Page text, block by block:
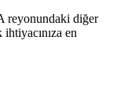
diğer
en